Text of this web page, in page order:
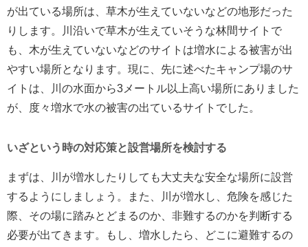
が出ている場所は、草木が生えていないなどの地形だった
りします。川沿いで草木が生えていそうな林間サイトで
も、木が生えていないなどのサイトは増水による被害が出
やすい場所となります。現に、先に述べたキャンプ場のサ
イトは、川の水面から3メートル以上高い場所にありました
が、度々増水で水の被害の出ているサイトでした。
いざという時の対応策と設営場所を検討する
まずは、川が増水したりしても大丈夫な安全な場所に設営
するようにしましょう。また、川が増水し、危険を感じた
際、その場に踏みとどまるのか、非難するのかを判断する
必要が出てきます。もし、増水したら、どこに避難するの